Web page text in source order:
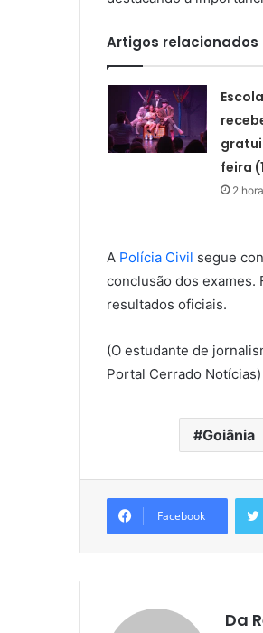
Artigos relacionados
feira
2
A Polícia Civil segue
conclusão dos exames.
resultados oficiais.
(O estudante de
Portal Cerrado Notícias)
Goiânia
Facebook
Da